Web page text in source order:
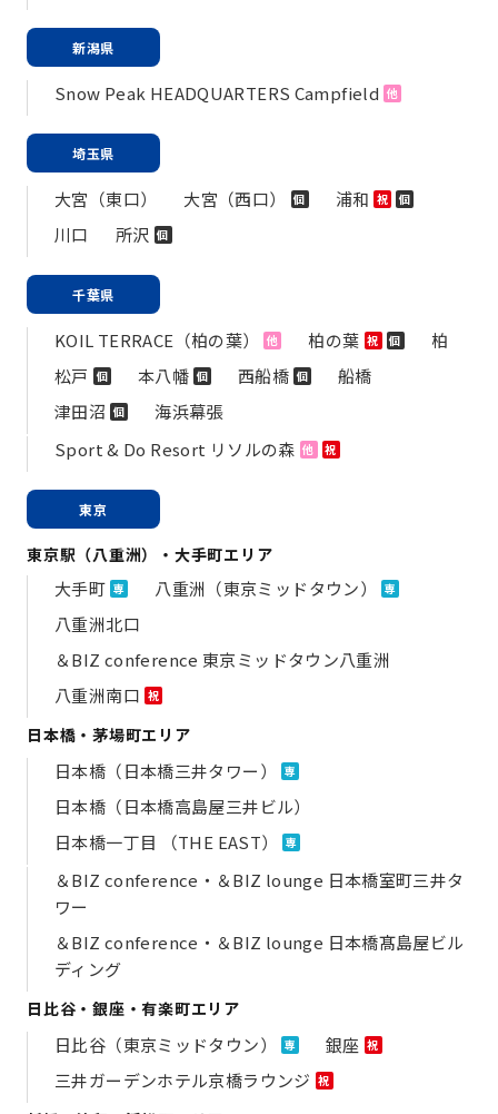
新潟県
Snow Peak HEADQUARTERS Campfield 他
埼玉県
大宮（東口） 大宮（西口） 個 浦和 祝 個
川口 所沢 個
千葉県
KOIL TERRACE（柏の葉） 他 柏の葉 祝 個
柏
松戸 個 本八幡 個 西船橋 個
船橋
津田沼 個
海浜幕張
Sport & Do Resort リソルの森 他 祝
東京
東京駅（八重洲）・大手町エリア
大手町 専 八重洲（東京ミッドタウン） 専
八重洲北口
＆BIZ conference 東京ミッドタウン八重洲
八重洲南口 祝
日本橋・茅場町エリア
日本橋（日本橋三井タワー） 専
日本橋（日本橋高島屋三井ビル）
日本橋一丁目 （THE EAST）
専
＆BIZ conference・＆BIZ lounge 日本橋室町三井タ
ワー
＆BIZ conference・＆BIZ lounge 日本橋髙島屋ビル
ディング
日比谷・銀座・有楽町エリア
日比谷（東京ミッドタウン） 専 銀座 祝
三井ガーデンホテル京橋ラウンジ 祝